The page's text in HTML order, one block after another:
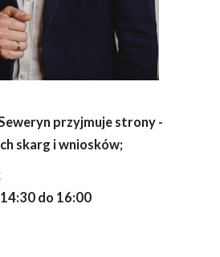
przyjmuje strony -
skarg i wniosków;
do 16:00